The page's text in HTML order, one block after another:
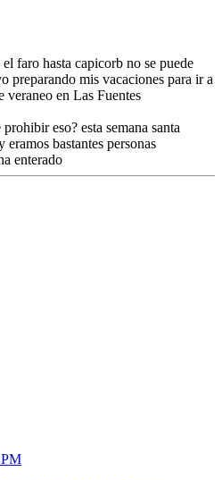
faro hasta capicorb no se puede
preparando mis vacaciones para ir a
veraneo en Las Fuentes
eso? esta semana santa
bastantes personas
enterado